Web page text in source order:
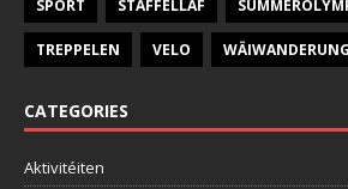
SPORT STAFFELLAF
TREPPELEN VELO WÄIWANDERUNG
CATEGORIES
Aktivitéiten